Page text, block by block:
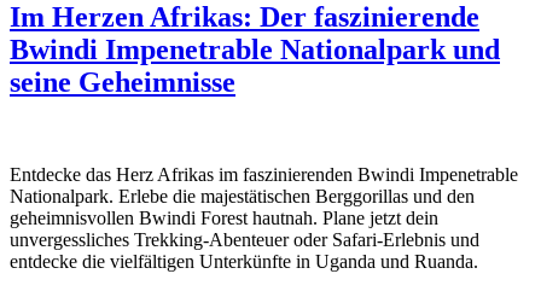
Im Herzen Afrikas: Der faszinierende
Bwindi Impenetrable Nationalpark und
seine Geheimnisse
Entdecke das Herz Afrikas im faszinierenden Bwindi Impenetrable
Nationalpark. Erlebe die majestätischen Berggorillas und den
geheimnisvollen Bwindi Forest hautnah. Plane jetzt dein
unvergessliches Trekking-Abenteuer oder Safari-Erlebnis und
entdecke die vielfältigen Unterkünfte in Uganda und Ruanda.